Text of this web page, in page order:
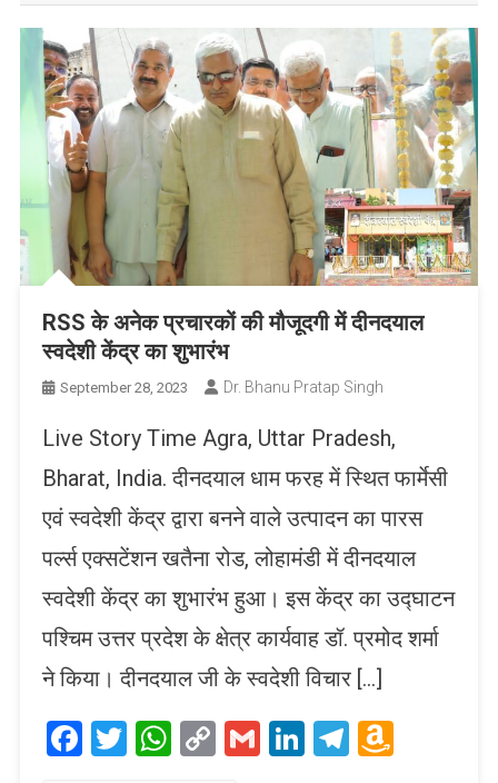
RSS के अनेक प्रचारकों की मौजूदगी में दीनदयाल
स्वदेशी केंद्र का शुभारंभ
September 28, 2023 Dr. Bhanu Pratap Singh
Live Story Time Agra, Uttar Pradesh,
Bharat, India. दीनदयाल धाम फरह में स्थित फार्मेसी
एवं स्वदेशी केंद्र द्वारा बनने वाले उत्पादन का पारस
पर्ल्स एक्सटेंशन खतैना रोड, लोहामंडी में दीनदयाल
स्वदेशी केंद्र का शुभारंभ हुआ। इस केंद्र का उद्घाटन
पश्चिम उत्तर प्रदेश के क्षेत्र कार्यवाह डॉ. प्रमोद शर्मा
ने किया। दीनदयाल जी के स्वदेशी विचार […]
Facebook
Twitter
WhatsApp
CopyGmailLinkedIn
Telegram